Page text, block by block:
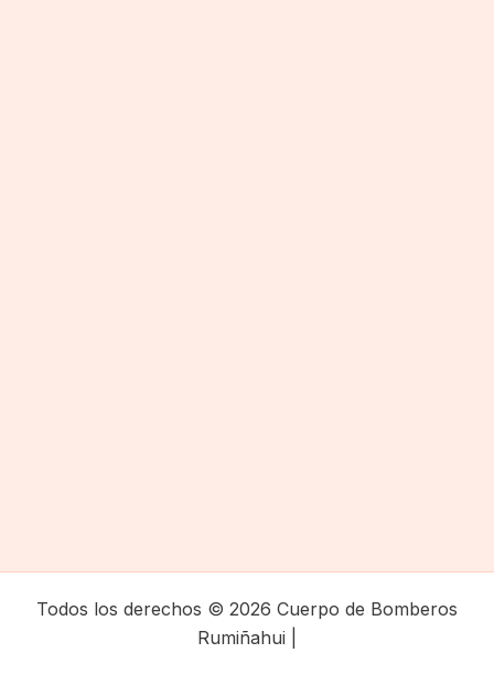
Todos los derechos © 2026 Cuerpo de Bomberos
Rumiñahui |